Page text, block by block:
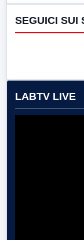
SEGUICI SUI
LABTV LIVE